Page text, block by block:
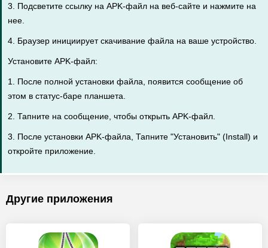
3. Подсветите ссылку на APK-файл на веб-сайте и нажмите на
нее.
4. Браузер инициирует скачивание файла на ваше устройство.
Установите APK-файл:
1. После полной установки файла, появится сообщение об
этом в статус-баре планшета.
2. Тапните на сообщение, чтобы открыть APK-файл.
3. После установки APK-файла, Тапните "Установить" (Install) и
откройте приложение.
Другие приложения